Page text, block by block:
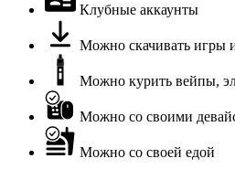
Клубные аккаунты
Можно скачивать игры
Можно курить вейпы,
Можно со своими
Можно со своей едой